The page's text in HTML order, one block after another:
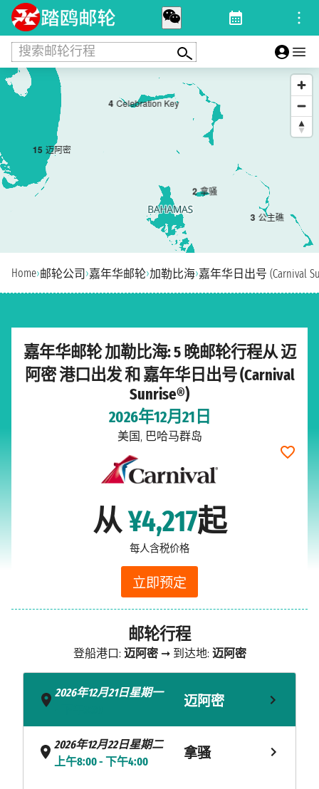
搜索邮轮行程
15 迈阿密
2 拿骚
3 公主礁
4 Celebration Key
Home›邮轮公司 ›嘉年华邮轮›加勒比海›嘉年华日出号 (Carnival
嘉年华邮轮 加勒比海: 5 晚邮轮行程从 迈
阿密 港口出发 和 嘉年华日出号 (Carnival
Sunrise®)
2026年12月21日
美国, 巴哈马群岛
从¥4,217起
每人含税价格
立即预定
邮轮行程
登船港口: 迈阿密➞ 到达地: 迈阿密
2026年12月21日星期一
迈阿密
2026年12月22日星期二
上午8:00 - 下午4:00
拿骚